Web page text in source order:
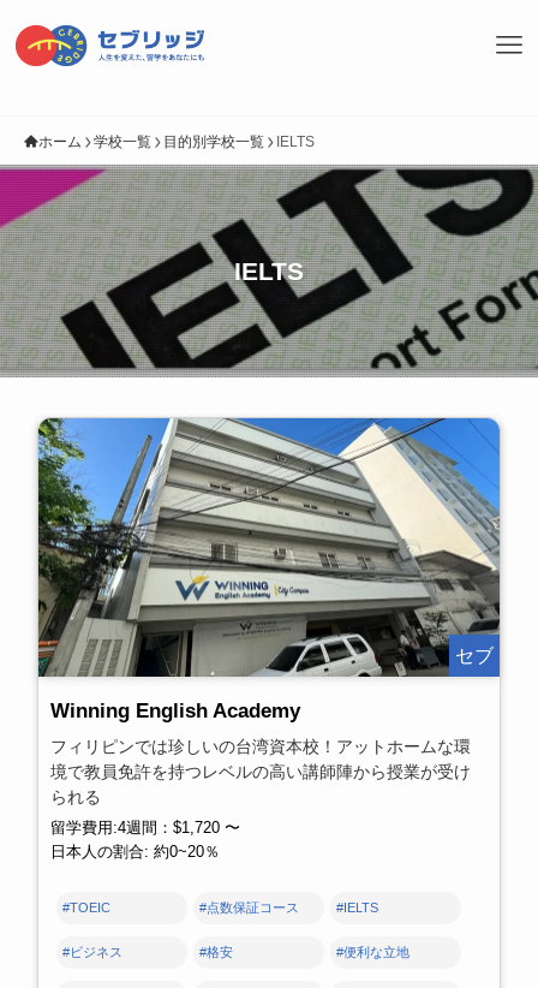
ホーム 学校一覧 目的別学校一覧 IELTS
IELTS
セブ
Winning English Academy
フィリピンでは珍しいの台湾資本校！アットホームな環
境で教員免許を持つレベルの高い講師陣から授業が受け
られる
留学費用:4週間：$1,720 〜
日本人の割合: 約0~20％
#TOEIC #点数保証コース #IELTS
#ビジネス #格安 #便利な立地